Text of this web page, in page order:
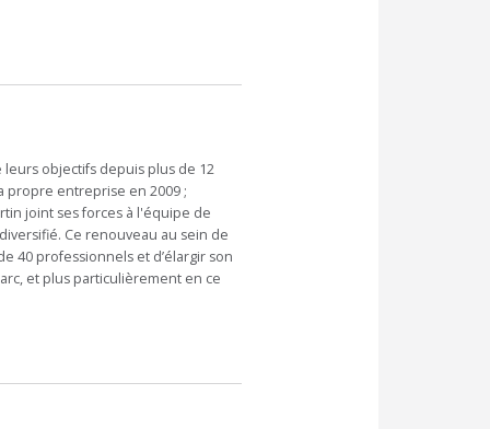
objectifs depuis plus de 12
propre entreprise en 2009 ;
joint ses forces à l'équipe de
Ce renouveau au sein de
40 professionnels et d’élargir son
et plus particulièrement en ce